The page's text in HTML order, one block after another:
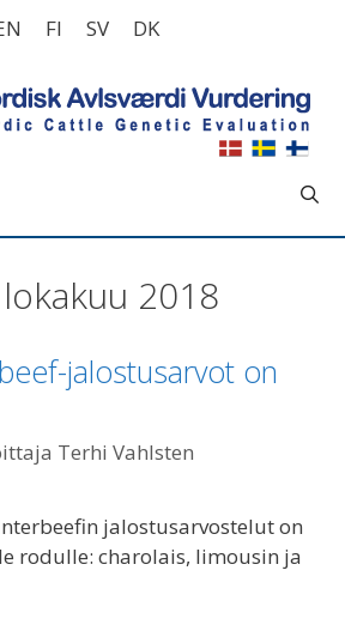
FI SV DK
lokakuu 2018
jalostusarvot on
Terhi Vahlsten
jalostusarvostelut on
rodulle: charolais, limousin ja